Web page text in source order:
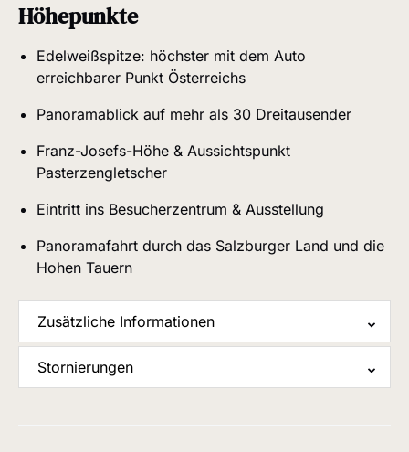
Höhepunkte
Edelweißspitze: höchster mit dem Auto
erreichbarer Punkt Österreichs
Panoramablick auf mehr als 30 Dreitausender
Franz-Josefs-Höhe & Aussichtspunkt
Pasterzengletscher
Eintritt ins Besucherzentrum & Ausstellung
Panoramafahrt durch das Salzburger Land und die
Hohen Tauern
Zusätzliche Informationen
Stornierungen